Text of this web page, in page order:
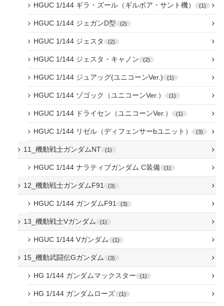
HGUC 1/144 ギラ・ズール（ギルボア・サント機） 1
HGUC 1/144 ジェガンD型 2
HGUC 1/144 ジェスタ 2
HGUC 1/144 ジェスタ・キャノン 2
HGUC 1/144 ジュアッグ(ユニコーンVer.) 1
HGUC 1/144 ゾゴック（ユニコーンVer.） 1
HGUC 1/144 ドライセン（ユニコーンVer.） 1
HGUC 1/144 リゼル（ディフェンサーbユニット） 3
11_機動戦士ガンダムNT 1
HGUC 1/144 ナラティブガンダム C装備 1
12_機動戦士ガンダムF91 3
HGUC 1/144 ガンダムF91 3
13_機動戦士Vガンダム 1
HGUC 1/144 Vガンダム 1
15_機動武闘伝Gガンダム 3
HG 1/144 ガンダムマックスター 1
HG 1/144 ガンダムローズ 1